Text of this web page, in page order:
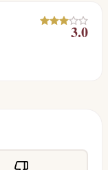
3.0